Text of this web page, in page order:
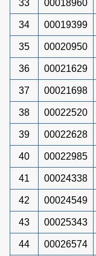
33 00018960
34 00019399
35 00020950
36 00021629
37 00021698
38 00022520
39 00022628
40 00022985
41 00024338
42 00024549
43 00025343
44 00026574